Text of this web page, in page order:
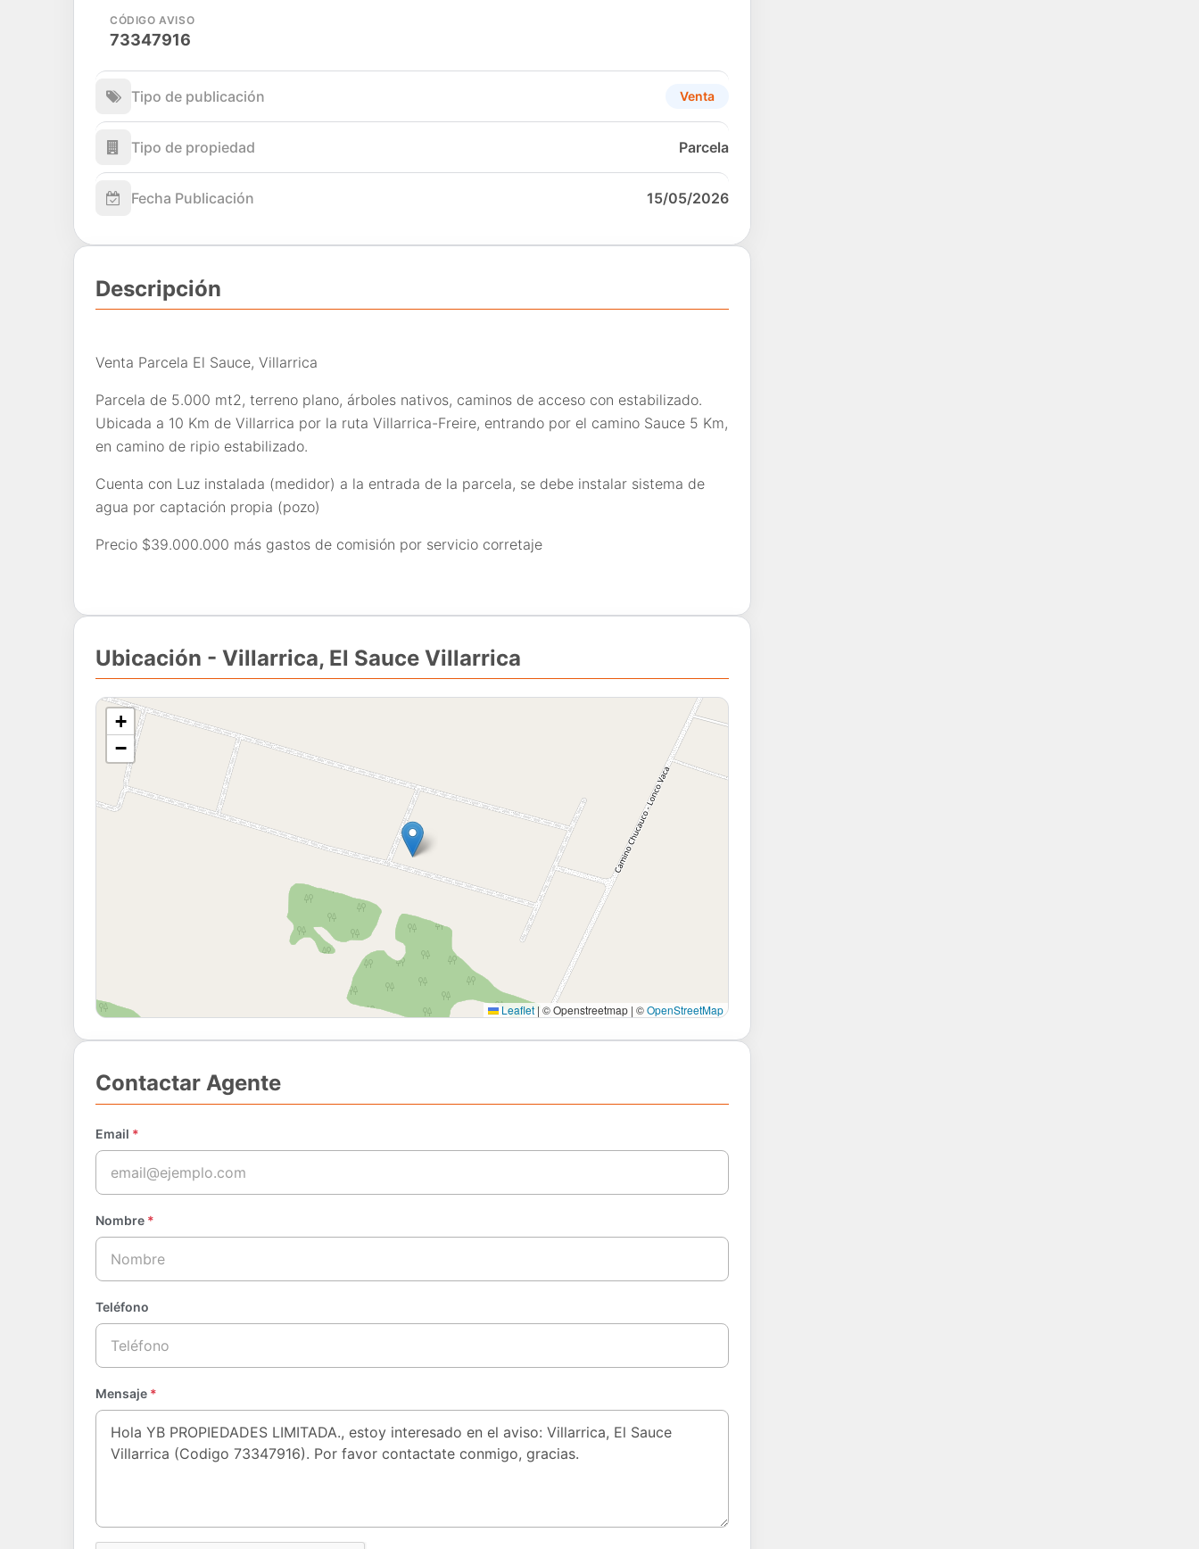
CÓDIGO AVISO
73347916
Tipo de publicación Venta
Tipo de propiedad Parcela
Fecha Publicación 15/05/2026
Descripción
Venta Parcela El Sauce, Villarrica
Parcela de 5.000 mt2, terreno plano, árboles nativos, caminos de acceso con estabilizado.
Ubicada a 10 Km de Villarrica por la ruta Villarrica-Freire, entrando por el camino Sauce 5 Km,
en camino de ripio estabilizado.
Cuenta con Luz instalada (medidor) a la entrada de la parcela, se debe instalar sistema de
agua por captación propia (pozo)
Precio $39.000.000 más gastos de comisión por servicio corretaje
Ubicación - Villarrica, El Sauce Villarrica
+
−
Leaflet | © Openstreetmap | ©OpenStreetMap
Contactar Agente
Email *
Nombre *
Teléfono
Mensaje *